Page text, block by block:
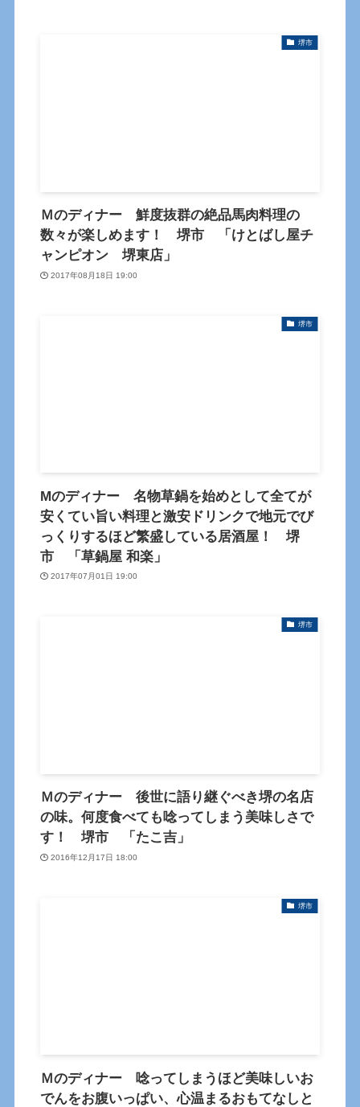
堺市
Ｍのディナー 鮮度抜群の絶品馬肉料理の
数々が楽しめます！ 堺市 「けとばし屋チ
ャンピオン 堺東店」
2017年08月18日 19:00
堺市
Mのディナー 名物草鍋を始めとして全てが
安くてい旨い料理と激安ドリンクで地元でび
っくりするほど繁盛している居酒屋！ 堺
市 「草鍋屋 和楽」
2017年07月01日 19:00
堺市
Ｍのディナー 後世に語り継ぐべき堺の名店
の味。何度食べても唸ってしまう美味しさで
す！ 堺市 「たこ吉」
2016年12月17日 18:00
堺市
Ｍのディナー 唸ってしまうほど美味しいお
でんをお腹いっぱい、心温まるおもてなしと